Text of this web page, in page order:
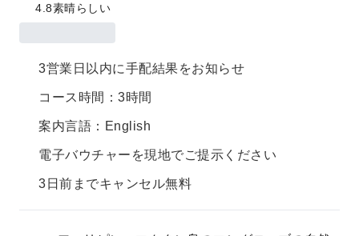
4.8素晴らしい
3営業日以内に手配結果をお知らせ
コース時間：3時間
案内言語：English
電子バウチャーを現地でご提示ください
3日前までキャンセル無料